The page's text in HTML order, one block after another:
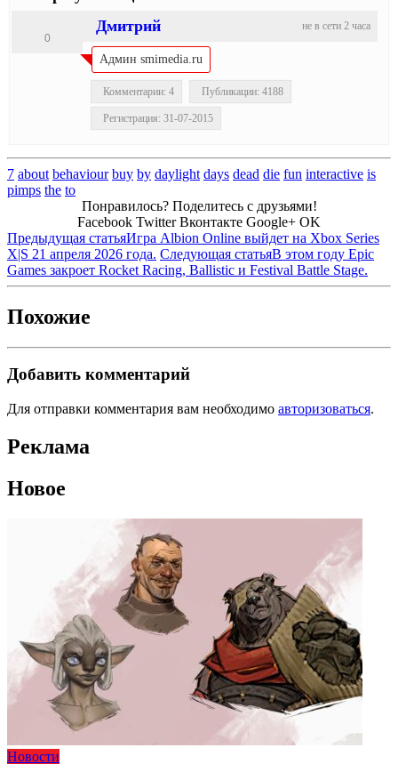
не в сети 2 часа
Дмитрий
0
Админ smimedia.ru
Комментарии: 4 Публикации: 4188
Регистрация: 31-07-2015
7 about behaviour buy by daylight days dead die fun interactive is
pimps the to
Понравилось? Поделитесь с друзьями!
Facebook Twitter Вконтакте Google+ OK
Предыдущая статьяИгра Albion Online выйдет на Xbox Series
X|S 21 апреля 2026 года. Следующая статьяВ этом году Epic
Games закроет Rocket Racing, Ballistic и Festival Battle Stage.
Похожие
Добавить комментарий
Для отправки комментария вам необходимо авторизоваться.
Реклама
Новое
Новости